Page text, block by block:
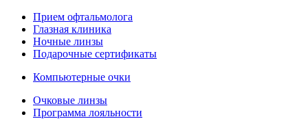
Прием офтальмолога
Глазная клиника
Ночные линзы
Подарочные сертификаты
Компьютерные очки
Очковые линзы
Программа лояльности